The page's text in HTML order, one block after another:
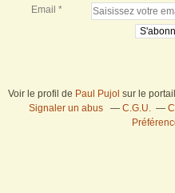
Email
Voir le profil de Paul Pujol sur le
Signaler un abus
C.G.U.